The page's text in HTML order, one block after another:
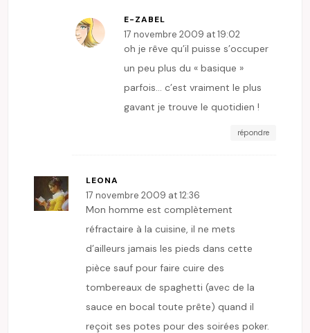
E-ZABEL
17 novembre 2009 at 19:02
oh je rêve qu’il puisse s’occuper
un peu plus du « basique »
parfois… c’est vraiment le plus
gavant je trouve le quotidien !
répondre
LEONA
17 novembre 2009 at 12:36
Mon homme est complètement
réfractaire à la cuisine, il ne mets
d’ailleurs jamais les pieds dans cette
pièce sauf pour faire cuire des
tombereaux de spaghetti (avec de la
sauce en bocal toute prête) quand il
reçoit ses potes pour des soirées poker.